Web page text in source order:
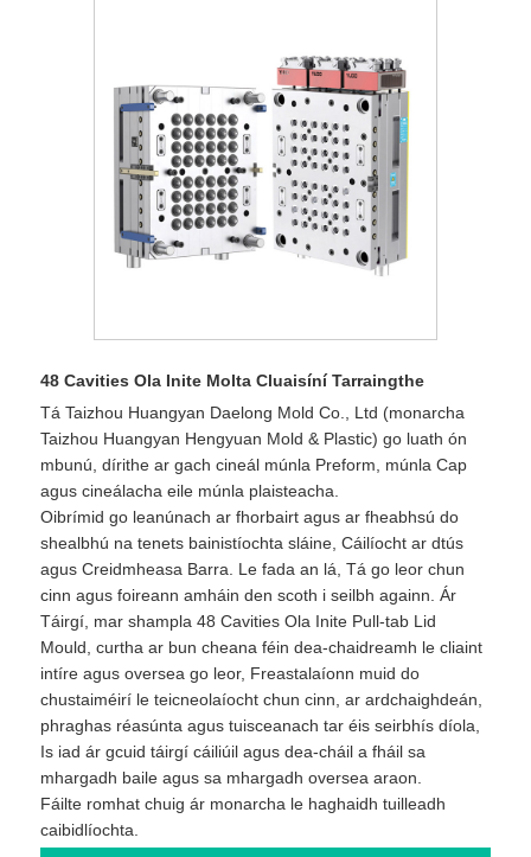
48 Cavities Ola Inite Molta Cluaisíní Tarraingthe
Tá Taizhou Huangyan Daelong Mold Co., Ltd (monarcha
Taizhou Huangyan Hengyuan Mold & Plastic) go luath ón
mbunú, dírithe ar gach cineál múnla Preform, múnla Cap
agus cineálacha eile múnla plaisteacha.
Oibrímid go leanúnach ar fhorbairt agus ar fheabhsú do
shealbhú na tenets bainistíochta sláine, Cáilíocht ar dtús
agus Creidmheasa Barra. Le fada an lá, Tá go leor chun
cinn agus foireann amháin den scoth i seilbh againn. Ár
Táirgí, mar shampla 48 Cavities Ola Inite Pull-tab Lid
Mould, curtha ar bun cheana féin dea-chaidreamh le cliaint
intíre agus oversea go leor, Freastalaíonn muid do
chustaiméirí le teicneolaíocht chun cinn, ar ardchaighdeán,
phraghas réasúnta agus tuisceanach tar éis seirbhís díola,
Is iad ár gcuid táirgí cáiliúil agus dea-cháil a fháil sa
mhargadh baile agus sa mhargadh oversea araon.
Fáilte romhat chuig ár monarcha le haghaidh tuilleadh
caibidlíochta.